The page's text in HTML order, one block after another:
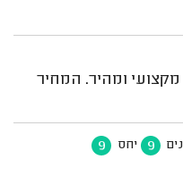
ומהיר. המחיר
9 יחס 9